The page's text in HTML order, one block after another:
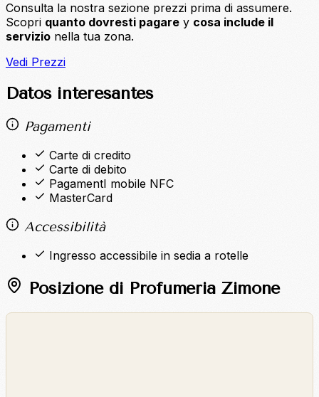
Consulta la nostra sezione prezzi prima di assumere.
Scopri quanto dovresti pagare y cosa include il
servizio nella tua zona.
Vedi Prezzi
Datos interesantes
Pagamenti
Carte di credito
Carte di debito
PagamentI mobile NFC
MasterCard
Accessibilità
Ingresso accessibile in sedia a rotelle
Posizione di Profumeria Zimone